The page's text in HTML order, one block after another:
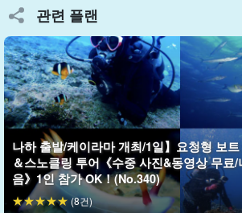
3곳의 베스트 포인트
로 안내! 경라마는 아름
주요 다이빙 포인트는,
慶良間諸島 전역 (渡
辺)에서 국립공원으로 지정된 다이빙 포인트
(※)다이빙 포인트의 자세한 내용은 여기
관련 플랜
나하 출발/케이라마 개최/1일】요청형 보
＆스노클링 투어《수중 사진&동영상 무료
음》1인 참가 OK！(No.340)
(8건)